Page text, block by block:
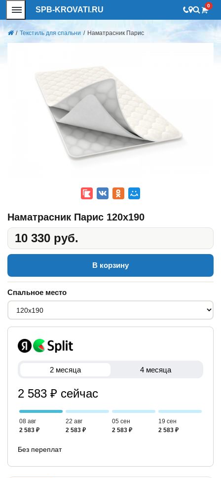
SPB-KROVATI.RU 0
/ Текстиль для спальни / Наматрасник Парис
Наматрасник Парис 120x190
10 330 руб.
В корзину
Спальное место
2 месяца 4 месяца
2 583 ₽ сейчас
08 авг
2 583 ₽
22 авг
2 583 ₽
05 сен
2 583 ₽
19 сен
2 583 ₽
Без переплат